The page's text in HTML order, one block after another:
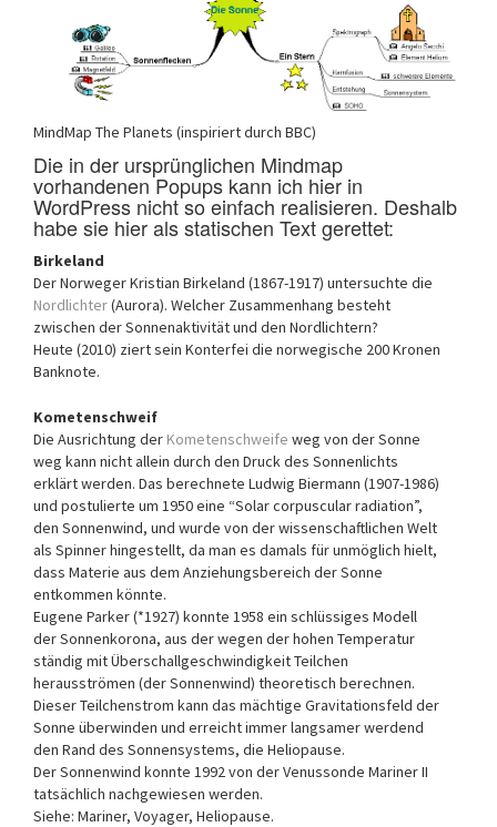
MindMap The Planets (inspiriert durch BBC)
Die in der ursprünglichen Mindmap
vorhandenen Popups kann ich hier in
WordPress nicht so einfach realisieren. Deshalb
habe sie hier als statischen Text gerettet:
Birkeland
Der Norweger Kristian Birkeland (1867-1917) untersuchte die
Nord­lichter(Aurora). Welcher Zusam­men­hang besteht
zwischen der Sonnenaktivität und den Nord­lichtern?
Heute (2010) ziert sein Konterfei die nor­we­gische 200 Kronen
Banknote.
Kometenschweif
Die Ausrichtung der Kometenschweife weg von der Sonne
weg kann nicht allein durch den Druck des Sonnenlichts
erklärt werden. Das berechnete Ludwig Biermann (1907-1986)
und postulierte um 1950 eine “Solar corpuscular radiation”,
den Sonnenwind, und wurde von der wissenschaftlichen Welt
als Spinner hingestellt, da man es damals für unmöglich hielt,
dass Materie aus dem Anziehungs­bereich der Sonne
entkommen könnte.
Eugene Parker (*1927) konnte 1958 ein schlüssiges Modell
der Son­nenkorona, aus der wegen der hohen Temperatur
ständig mit Überschallgeschwindigkeit Teilchen
herausströmen (der Sonnenwind) theoretisch berechnen.
Dieser Teilchenstrom kann das mächtige Gravitationsfeld der
Sonne überwinden und erreicht immer lang­samer werdend
den Rand des Sonnensystems, die Heliopause.
Der Sonnenwind konnte 1992 von der Venussonde Mariner II
tat­sächlich nachgewiesen werden.
Siehe: Mariner, Voyager, Heliopause.